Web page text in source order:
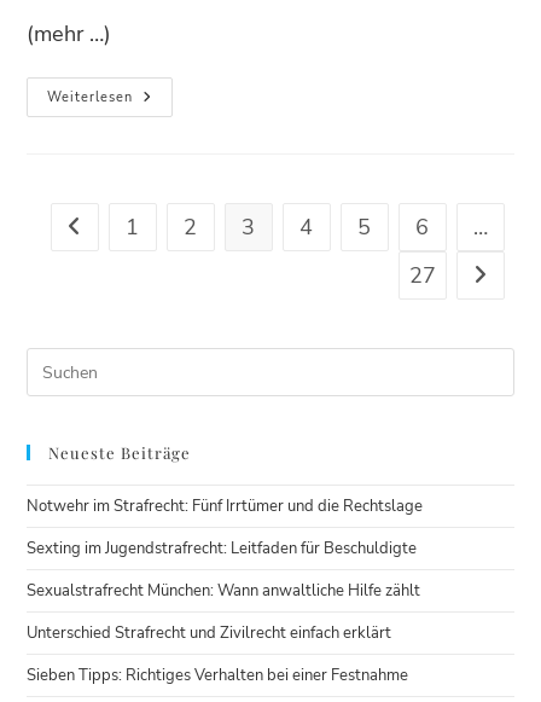
(mehr …)
Weiterlesen
1 2 3 4 5 6
…
27
Neueste Beiträge
Notwehr im Strafrecht: Fünf Irrtümer und die Rechtslage
Sexting im Jugendstrafrecht: Leitfaden für Beschuldigte
Sexualstrafrecht München: Wann anwaltliche Hilfe zählt
Unterschied Strafrecht und Zivilrecht einfach erklärt
Sieben Tipps: Richtiges Verhalten bei einer Festnahme